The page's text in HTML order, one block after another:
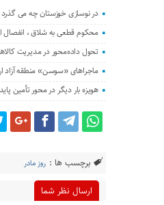
در نوسازی خوزستان چه می گذرد
محکوم قطعی به شلاق ، انفصال
تحول داده‌محور در مدیریت
ماجراهای «سوسن» منطقه آزاد
هویزه بار دیگر در محور تأمین
برچسب ها : روز مادر
ارسال نظر شما